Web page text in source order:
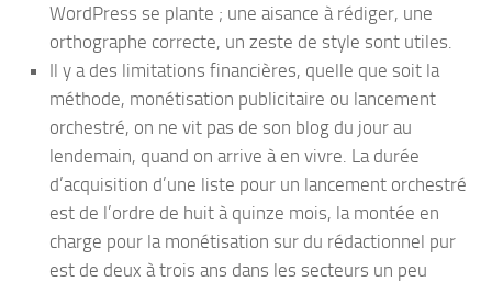
WordPress se plante ; une aisance à rédiger, une
orthographe correcte, un zeste de style sont utiles.
Il y a des limitations financières, quelle que soit la
méthode, monétisation publicitaire ou lancement
orchestré, on ne vit pas de son blog du jour au
lendemain, quand on arrive à en vivre. La durée
d’acquisition d’une liste pour un lancement orchestré
est de l’ordre de huit à quinze mois, la montée en
charge pour la monétisation sur du rédactionnel pur
est de deux à trois ans dans les secteurs un peu